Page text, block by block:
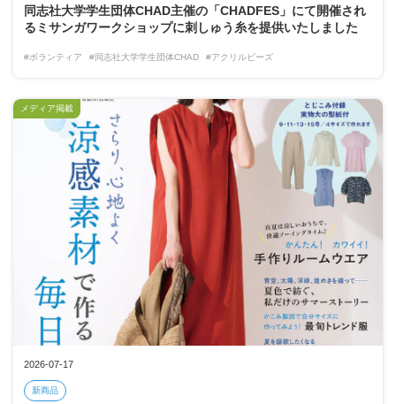
同志社大学学生団体CHAD主催の「CHADFES」にて開催され
るミサンガワークショップに刺しゅう糸を提供いたしました
#ボランティア #同志社大学学生団体CHAD #アクリルビーズ
2026-07-17
新商品
メディア掲載